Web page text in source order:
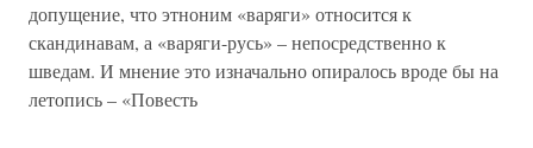
допущение, что этноним «варяги» относится к
скандинавам, а «варяги-русь» – непосредственно к
шведам. И мнение это изначально опиралось вроде бы на
летопись – «Повесть